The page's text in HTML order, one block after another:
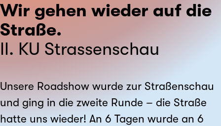
Wir gehen wieder auf die
Straße.
II. KU Strassenschau
Unsere Roadshow wurde zur Straßenschau
und ging in die zweite Runde – die Straße
hatte uns wieder! An 6 Tagen wurde an 6